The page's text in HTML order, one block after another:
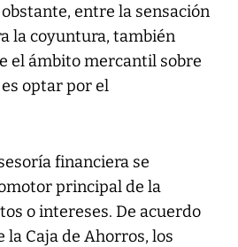
entre la sensación
la coyuntura, también
el ámbito mercantil sobre
optar por el
financiera se
principal de la
o intereses. De acuerdo
Caja de Ahorros, los